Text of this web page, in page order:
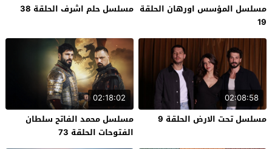
مسلسل المؤسس اورهان الحلقة
19
مسلسل حلم اشرف الحلقة 38
02:08:58
مسلسل تحت الارض الحلقة 9
02:18:02
مسلسل محمد الفاتح سلطان
الفتوحات الحلقة 73